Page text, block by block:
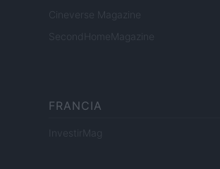
Cineverse Magazine
SecondHomeMagazine
FRANCIA
InvestirMag